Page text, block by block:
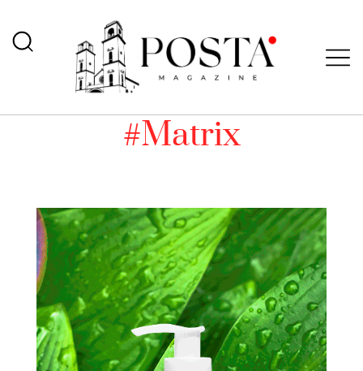
#Matrix